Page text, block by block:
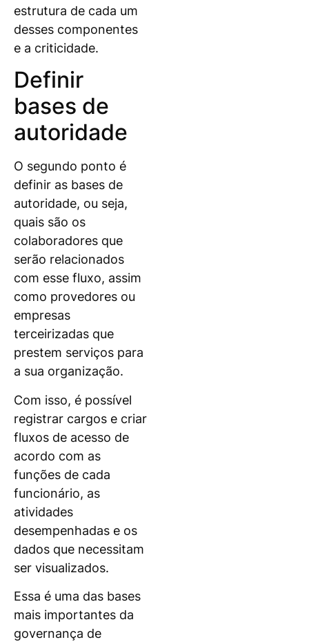
estrutura de cada um
desses componentes
e a criticidade.
Definir
bases de
autoridade
O segundo ponto é
definir as bases de
autoridade, ou seja,
quais são os
colaboradores que
serão relacionados
com esse fluxo, assim
como provedores ou
empresas
terceirizadas que
prestem serviços para
a sua organização.
Com isso, é possível
registrar cargos e criar
fluxos de acesso de
acordo com as
funções de cada
funcionário, as
atividades
desempenhadas e os
dados que necessitam
ser visualizados.
Essa é uma das bases
mais importantes da
governança de